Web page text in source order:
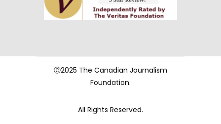
Ⓒ2025 The Canadian Journalism
Foundation.
All Rights Reserved.